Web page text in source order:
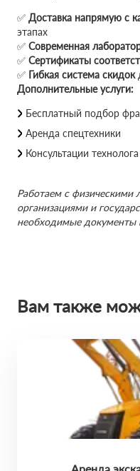
✅ Доставка напрямую с
этапах
✅ Современная
✅ Сертификаты
✅ Гибкая система скидок
Дополнительные услуги:
Бесплатный подбор
Аренда спецтехники
Консультации технолога
Работаем с физическими
организациями и
необходимые документы
Вам также